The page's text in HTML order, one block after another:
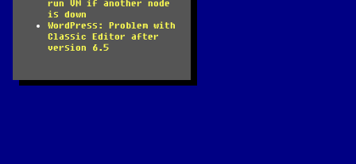
run VM if another node
is down
WordPress: Problem with
Classic Editor after
version 6.5